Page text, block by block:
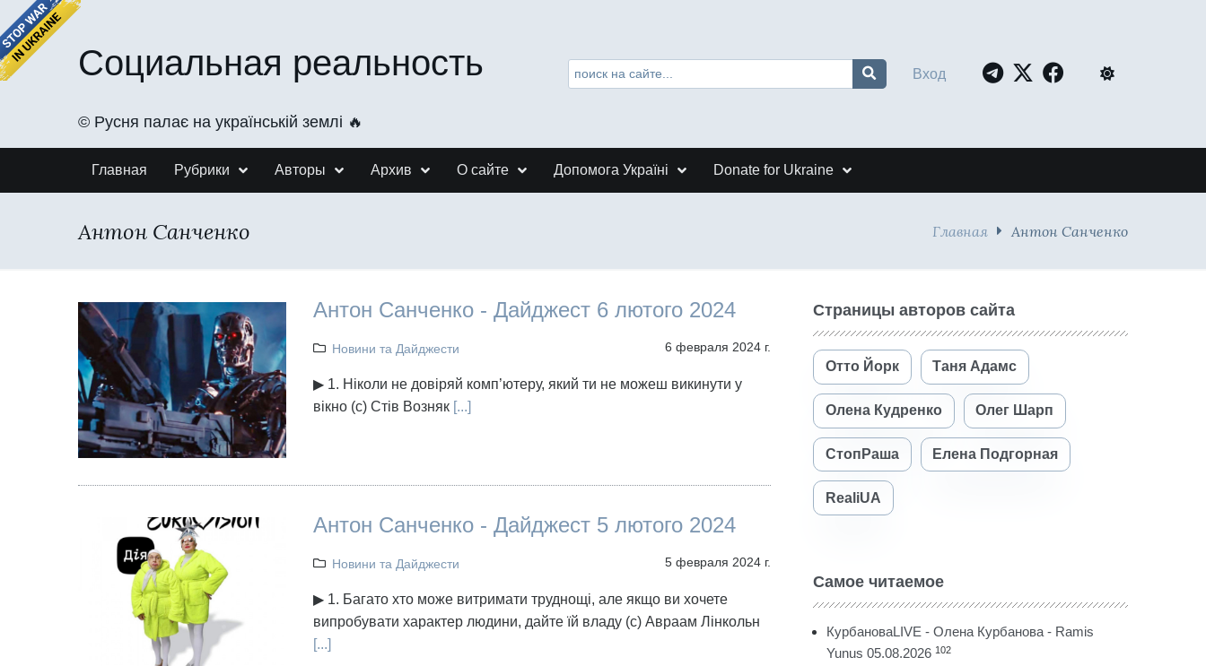
Социальная реальность
©️ Русня палає на українській землі 🔥
Вход
Главная Рубрики Авторы Архив О сайте Допомога Україні Donate for Ukraine
Антон Санченко Главная Антон Санченко
Антон Санченко - Дайджест 6 лютого 2024
Новини та Дайджести 6 февраля 2024 г.
▶ 1. Ніколи не довіряй комп’ютеру, який ти не можеш викинути у
вікно (с) Стів Возняк[...]
Антон Санченко - Дайджест 5 лютого 2024
Новини та Дайджести 5 февраля 2024 г.
▶ 1. Багато хто може витримати труднощі, але якщо ви хочете
випробувати характер людини, дайте їй владу (с) Авраам Лінкольн
[...]
Страницы авторов сайта
Отто Йорк Таня Адамс
Олена Кудренко Олег Шарп
СтопРаша Елена Подгорная
RealiUA
Самое читаемое
КурбановаLIVE - Олена Курбанова - Ramis
Yunus 05.08.2026 102